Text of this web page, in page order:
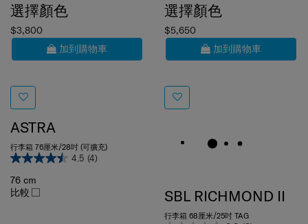
$3,800
加到購物車
ASTRA
行李箱 76厘米/28吋 (可擴充)
4.5 (4)
76 cm
比較
$5,650
加到購物車
行李箱 68厘米/25吋 TAG
0.0 (0)